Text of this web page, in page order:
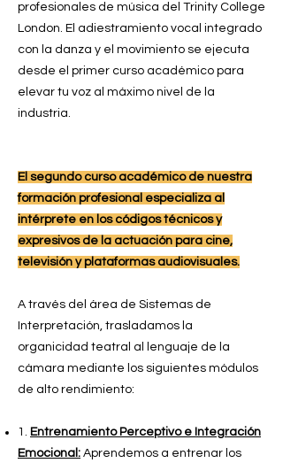
profesionales de música del Trinity College
London. El adiestramiento vocal integrado
con la danza y el movimiento se ejecuta
desde el primer curso académico para
elevar tu voz al máximo nivel de la
industria.
El segundo curso académico de nuestra
formación profesional especializa al
intérprete en los códigos técnicos y
expresivos de la actuación para cine,
televisión y plataformas audiovisuales.
A través del área de Sistemas de
Interpretación, trasladamos la
organicidad teatral al lenguaje de la
cámara mediante los siguientes módulos
de alto rendimiento:
1. Entrenamiento Perceptivo e Integración
Emocional: Aprendemos a entrenar los